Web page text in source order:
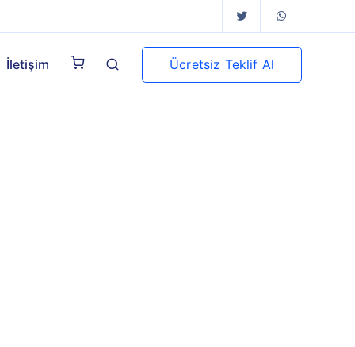
İletişim Ücretsiz Teklif Al